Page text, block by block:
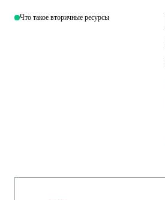
Что такое вторичные ресурсы